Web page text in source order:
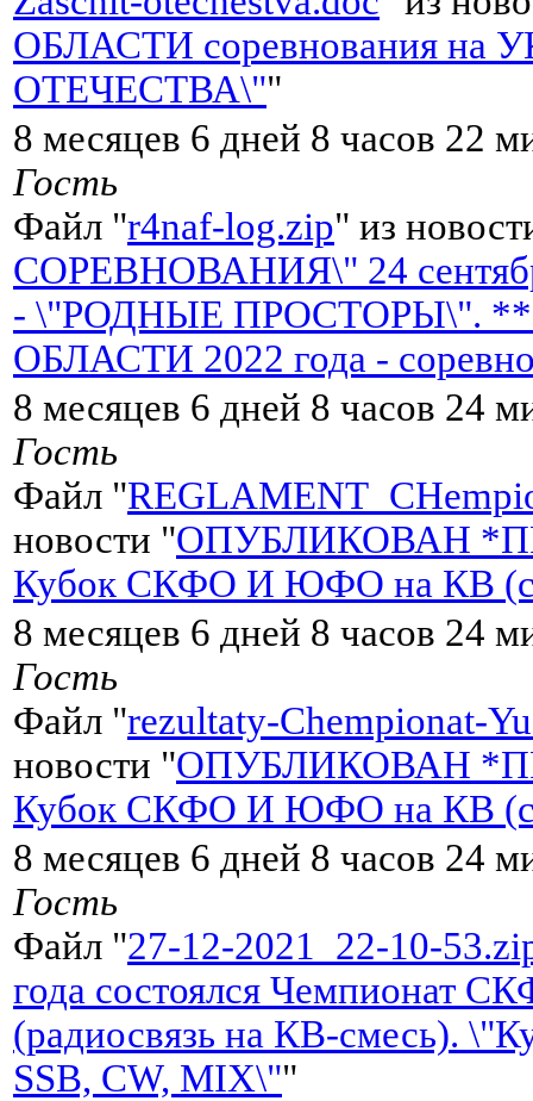
ОБЛАСТИ соревнования
ОТЕЧЕСТВА\""
8 месяцев 6 дней 8 часов 22
Гость
Файл "r4naf-log.zip" из
СОРЕВНОВАНИЯ\" 24
- \"РОДНЫЕ ПРОСТОРЫ\".
ОБЛАСТИ 2022 года -
8 месяцев 6 дней 8 часов 24
Гость
Файл "
новости "ОПУБЛИКОВАН
Кубок СКФО И ЮФО на КВ
8 месяцев 6 дней 8 часов 24
Гость
Файл "rezultaty-Chempionat-
новости "ОПУБЛИКОВАН
Кубок СКФО И ЮФО на КВ
8 месяцев 6 дней 8 часов 24
Гость
Файл "27-12-2021_22-10-
года состоялся Чемпионат
(радиосвязь на КВ-смесь).
SSB, CW, MIX\""